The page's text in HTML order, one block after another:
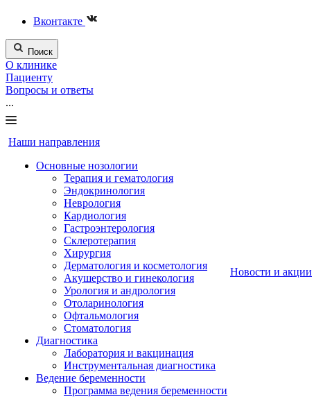
Вконтакте
Поиск
О клинике
Пациенту
Вопросы и ответы
...
Наши направления
Основные нозологии
Терапия и гематология
Эндокринология
Неврология
Кардиология
Гастроэнтерология
Склеротерапия
Хирургия
Дерматология и косметология
Акушерство и гинекология
Урология и андрология
Отоларинология
Офтальмология
Стоматология
Диагностика
Лаборатория и вакцинация
Инструментальная диагностика
Ведение беременности
Программа ведения беременности
Новости и акции